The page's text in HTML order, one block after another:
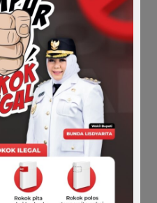
ungkapnya.
menekan prevalensi
tinggal 8 persen
Sugiri Sancoko
dari Kepala Badan
Berencana Nasional
pencapaian dan
prevalensi stunting
el)